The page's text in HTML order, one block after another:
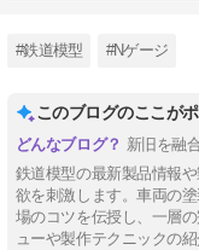
#鉄道模型 #Nゲージ
このブログのここが
新旧を融
鉄道模型の最新製品情報
欲を刺激します。車両の
場のコツを伝授し、一層
ューや製作テクニックの